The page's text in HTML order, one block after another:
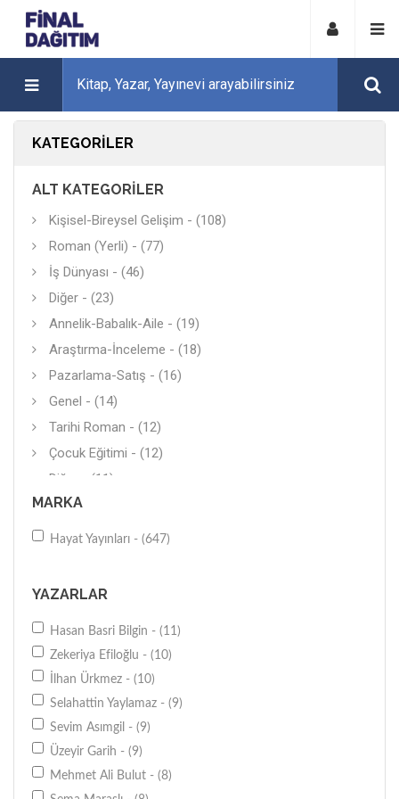
KATEGORILER
ALT KATEGORILER
Kişisel-Bireysel Gelişim - (108)
Roman (Yerli) - (77)
İş Dünyası - (46)
Diğer - (23)
Annelik-Babalık-Aile - (19)
Araştırma-İnceleme - (18)
Pazarlama-Satış - (16)
Genel - (14)
Tarihi Roman - (12)
Çocuk Eğitimi - (12)
Diğer - (11)
Tasavvuf - (10)
Sağlıklı Yaşam - (10)
Öykü - (8)
Politika - (7)
Deneme (Yerli) - (6)
Genel - (6)
Araştırma-İnceleme - (5)
Diğer - (5)
MARKA
Hayat Yayınları - (647)
YAZARLAR
Hasan Basri Bilgin - (11)
Zekeriya Efiloğlu - (10)
İlhan Ürkmez - (10)
Selahattin Yaylamaz - (9)
Sevim Asımgil - (9)
Üzeyir Garih - (9)
Mehmet Ali Bulut - (8)